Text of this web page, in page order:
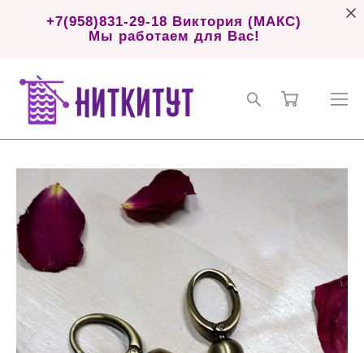
+7(958)831-29-18 Виктория (МАКС)
Мы работаем для Вас!